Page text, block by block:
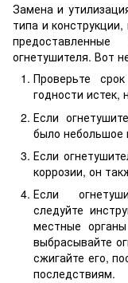
Замена и
типа и
огнетушителя. Вот
Проверьте
годности истек,
Если
было небольшое
Если
коррозии, он
Если
следуйте
местные
выбрасывайте
сжигайте его,
последствиям.